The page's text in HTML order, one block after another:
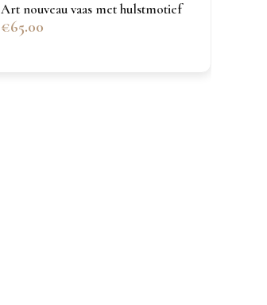
Art nouveau vaas met hulstmotief
€65.00